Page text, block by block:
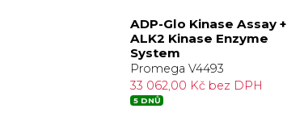
ADP-Glo Kinase Assay +
ALK2 Kinase Enzyme
System
Promega V4493
33 062,00 Kč bez DPH
5 DNŮ